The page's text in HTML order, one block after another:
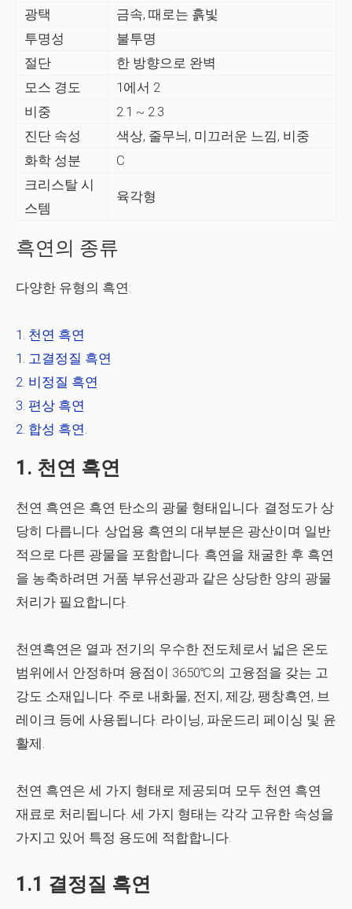
광택
금속, 때로는 흙빛
투명성
불투명
절단
한 방향으로 완벽
모스 경도
1에서 2
비중
2.1 ~ 2.3
진단 속성
색상, 줄무늬, 미끄러운 느낌, 비중
화학 성분
C
크리스탈 시
스템
육각형
흑연의 종류
다양한 유형의 흑연:
천연 흑연
고결정질 흑연
비정질 흑연
편상 흑연
합성 흑연.
1. 천연 흑연
천연 흑연은 흑연 탄소의 광물 형태입니다. 결정도가 상
당히 다릅니다. 상업용 흑연의 대부분은 광산이며 일반
적으로 다른 광물을 포함합니다. 흑연을 채굴한 후 흑연
을 농축하려면 거품 부유선광과 같은 상당한 양의 광물
처리가 필요합니다.
천연흑연은 열과 전기의 우수한 전도체로서 넓은 온도
범위에서 안정하며 융점이 3650℃의 고융점을 갖는 고
강도 소재입니다. 주로 내화물, 전지, ​​제강, 팽창흑연, 브
레이크 등에 사용됩니다. 라이닝, 파운드리 페이싱 및 윤
활제.
천연 흑연은 세 가지 형태로 제공되며 모두 천연 흑연
재료로 처리됩니다. 세 가지 형태는 각각 고유한 속성을
가지고 있어 특정 용도에 적합합니다.
1.1 결정질 흑연